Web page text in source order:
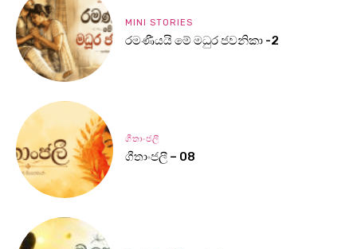
MINI STORIES
රමණීයයි මේ මධුර ජවනිකා -2
ගීතාංජලී
ගීතාංජලී – 08